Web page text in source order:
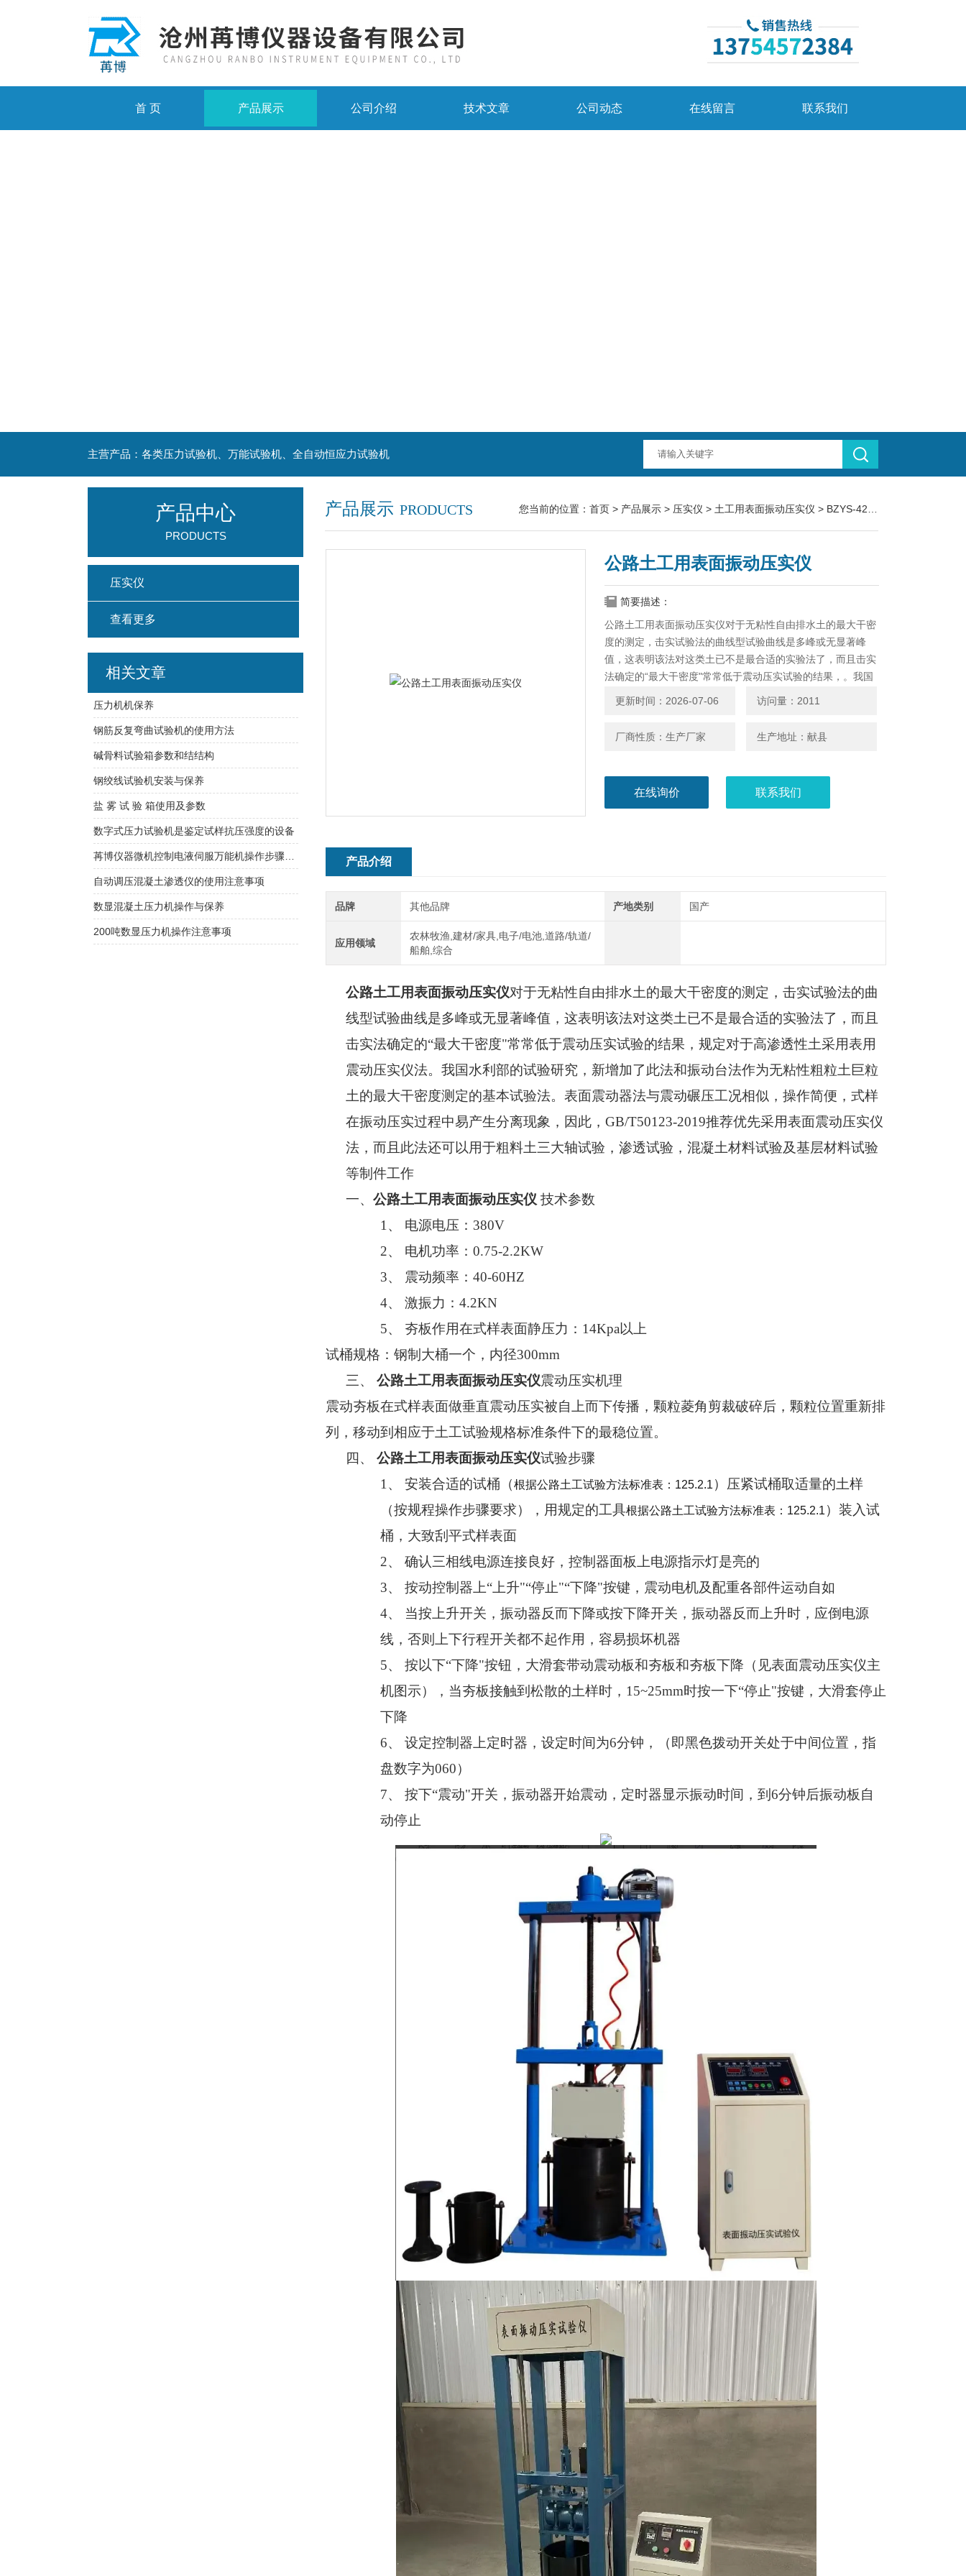
首 页 产品展示 公司介绍 技术文章 公司动态 在线留言 联系我们
主营产品：各类压力试验机、万能试验机、全自动恒应力试验机
产品展示 PRODUCTS 您当前的位置： 首页 > 产品展示 > 压实仪 > 土工用表面振动压实仪 > BZYS-4212公路土工用表面振动压实仪
公路土工用表面振动压实仪
简要描述：
公路土工用表面振动压实仪对于无粘性自由排水土的最大干密
度的测定，击实试验法的曲线型试验曲线是多峰或无显著峰
值，这表明该法对这类土已不是最合适的实验法了，而且击实
法确定的“最大干密度"常常低于震动压实试验的结果，。我国
水利部的试验研究，新增加了此法和振动台法作为无粘性粗粒
更新时间：2026-07-06 访问量：2011
厂商性质：生产厂家 生产地址：献县
在线询价 联系我们
产品介绍
品牌 其他品牌 产地类别 国产
应用领域
农林牧渔,建材/家具,电子/电池,道路/轨道/
船舶,综合
公路土工用表面振动压实仪对于无粘性自由排水土的最大干密度的测定，击实试验法的曲
线型试验曲线是多峰或无显著峰值，这表明该法对这类土已不是最合适的实验法了，而且
击实法确定的“最大干密度"常常低于震动压实试验的结果， 规定对于高渗透性土采用表用
震动压实仪法。我国水利部的试验研究，新增加了此法和振动台法作为无粘性粗粒土巨粒
土的最大干密度测定的基本试验法。表面震动器法与震动碾压工况相似， 操作简便， 式样
在振动压实过程中易产生分离现象，因此， GB/T50123-2019推荐优先采用表面震动压实仪
法，而且此法还可以用于粗料土三大轴试验，渗透试验，混凝土材料试验及基层材料试验
等制件工作
一、 公路土工用表面振动压实仪 技术参数
1、 电源电压： 380V
2、 电机功率： 0.75-2.2KW
3、 震动频率： 40-60HZ
4、 激振力： 4.2KN
5、 夯板作用在式样表面静压力： 14Kpa以上
试桶规格：钢制大桶一个，内径300mm
三、 公路土工用表面振动压实仪震动压实机理
震动夯板在式样表面做垂直震动压实被自上而下传播，颗粒菱角剪裁破碎后，颗粒位置重新排
列，移动到相应于土工试验规格标准条件下的最稳位置。
四、 公路土工用表面振动压实仪试验步骤
1、 安装合适的试桶（根据公路土工试验方法标准表： 125.2.1 ）压紧试桶取适量的土样
（按规程操作步骤要求），用规定的工具根据公路土工试验方法标准表： 125.2.1 ）装入试
桶，大致刮平式样表面
2、 确认三相线电源连接良好，控制器面板上电源指示灯是亮的
3、 按动控制器上“上升"“停止"“下降"按键，震动电机及配重各部件运动自如
4、 当按上升开关，振动器反而下降或按下降开关，振动器反而上升时，应倒电源
线，否则上下行程开关都不起作用，容易损坏机器
5、 按以下“下降"按钮，大滑套带动震动板和夯板和夯板下降（见表面震动压实仪主
机图示），当夯板接触到松散的土样时， 15~25mm时按一下“停止"按键，大滑套停止
下降
6、 设定控制器上定时器，设定时间为6分钟，（即黑色拨动开关处于中间位置，指
盘数字为060）
7、 按下“震动"开关，振动器开始震动，定时器显示振动时间，到 6分钟后振动板自
动停止
产品中心
PRODUCTS
压实仪
查看更多
相关文章
压力机机保养
钢筋反复弯曲试验机的使用方法
碱骨料试验箱参数和结结构
钢绞线试验机安装与保养
盐 雾 试 验 箱使用及参数
数字式压力试验机是鉴定试样抗压强度的设备
苒博仪器微机控制电液伺服万能机操作步骤详解
自动调压混凝土渗透仪的使用注意事项
数显混凝土压力机操作与保养
200吨数显压力机操作注意事项